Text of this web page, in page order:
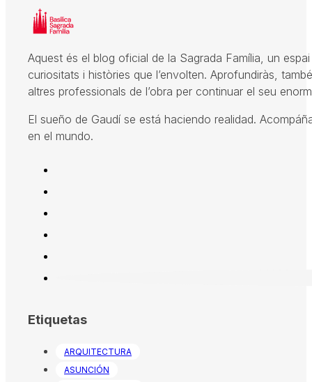
Aquest és el blog oficial de la Sagrada Família, un
curiositats i històries que l’envolten. Aprofundiràs,
altres professionals de l’obra per continuar el seu
El sueño de Gaudí se está haciendo realidad.
en el mundo.
Etiquetas
ARQUITECTURA
ASUNCIÓN